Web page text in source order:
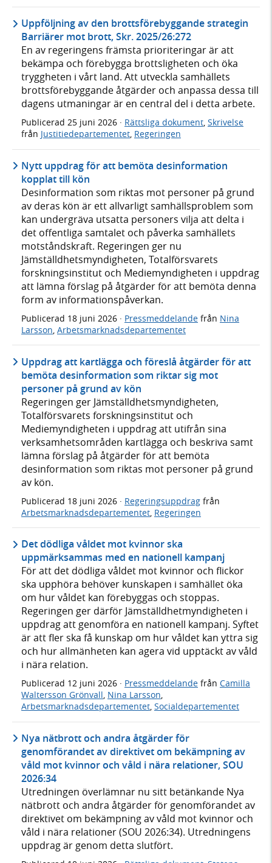
Uppföljning av den brottsförebyggande strategin
Barriärer mot brott, Skr. 2025/26:272
En av regeringens främsta prioriteringar är att
bekämpa och förebygga brottsligheten och öka
tryggheten i vårt land. Att utveckla samhällets
brottsförebyggande åtgärder och anpassa dessa till
dagens utmaningar är en central del i detta arbete.
Publicerad 25 juni 2026 · Rättsliga dokument, Skrivelse
från Justitiedepartementet, Regeringen
Nytt uppdrag för att bemöta desinformation
kopplat till kön
Desinformation som riktas mot personer på grund
av deras kön är ett allvarligt samhällsproblem som
kan undergräva utsatta personers vilja att delta i
det offentliga samtalet och påverka samhällets
motståndskraft. Regeringen ger nu
Jämställdhetsmyndigheten, Totalförsvarets
forskningsinstitut och Mediemyndigheten i uppdrag
att lämna förslag på åtgärder för att bemöta denna
form av informationspåverkan.
Publicerad 18 juni 2026 · Pressmeddelande från Nina
Larsson, Arbetsmarknadsdepartementet
Uppdrag att kartlägga och föreslå åtgärder för att
bemöta desinformation som riktar sig mot
personer på grund av kön
Regeringen ger Jämställdhetsmyndigheten,
Totalförsvarets forskningsinstitut och
Mediemyndigheten i uppdrag att utifrån sina
verksamhetsområden kartlägga och beskriva samt
lämna förslag på åtgärder för att bemöta
desinformation som riktas mot personer på grund
av kön.
Publicerad 18 juni 2026 · Regeringsuppdrag från
Arbetsmarknadsdepartementet Regeringen
Det dödliga våldet mot kvinnor ska
uppmärksammas med en nationell kampanj
För att det dödliga våldet mot kvinnor och flickor
ska upphöra behöver kunskapen i samhället öka
om hur våldet kan förebyggas och stoppas.
Regeringen ger därför Jämställdhetmyndigheten i
uppdrag att genomföra en nationell kampanj. Syftet
är att fler ska få kunskap om hur våldet kan yttra sig
och hur allmänheten kan agera vid upptäckt av våld
i nära relation.
Publicerad 12 juni 2026 · Pressmeddelande från Camilla
Waltersson Grönvall, Nina Larsson,
Arbetsmarknadsdepartementet, Socialdepartementet
Nya nätbrott och andra åtgärder för
genomförandet av direktivet om bekämpning av
våld mot kvinnor och våld i nära relationer, SOU
2026:34
Utredningen överlämnar nu sitt betänkande Nya
nätbrott och andra åtgärder för genomförandet av
direktivet om bekämpning av våld mot kvinnor och
våld i nära relationer (SOU 2026:34). Utredningens
uppdrag är genom detta slutfört.